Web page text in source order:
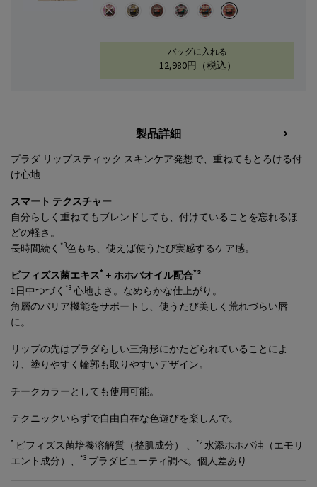
色を選択してください
{1} の場合
選択済み
商品バリエーションは在庫切れです, 01 Portrait ポート
選択済み
02 Profusion プロフュージョン のカラー ダイメ
選択済み
03 Pulse パルス のカラー ダイメンション
選択済み
04 Poetry ポエトリー のカラー ダイ
選択済み
05 Pure ピュア のカラー ダイ
選択済み
06 Pulp パルプ のカラ
バッグに入れる
12,980円 （税込）
ダイメンションズ マルチ
製品詳細
プラダ リップスティック スキンケア発想で、重ねてもとろける付
け心地
スマート テクスチャー
自分らしく重ねてもブレンドしても、付けていることを忘れるほ
どの軽さ。
長時間続く *3色もち、使えば使うたび実感するケア感。
ビフィズス菌エキス* + ホホバオイル配合*2
1日中つづく *3 心地よさ。なめらかな仕上がり。
角層のバリア機能をサポートし、使うたび美しく荒れづらい唇
に。
リップの先はプラダらしい三角形にかたどられていることによ
り、塗りやすく輪郭も取りやすいデザイン。
チークカラーとしても使用可能。
テクニックいらずで自由自在な色遊びを楽しんで。
* ビフィズス菌培養溶解質（整肌成分） 、 *2水添ホホバ油（エモリ
エント成分）、
*3 プラダビューティ調べ。個人差あり